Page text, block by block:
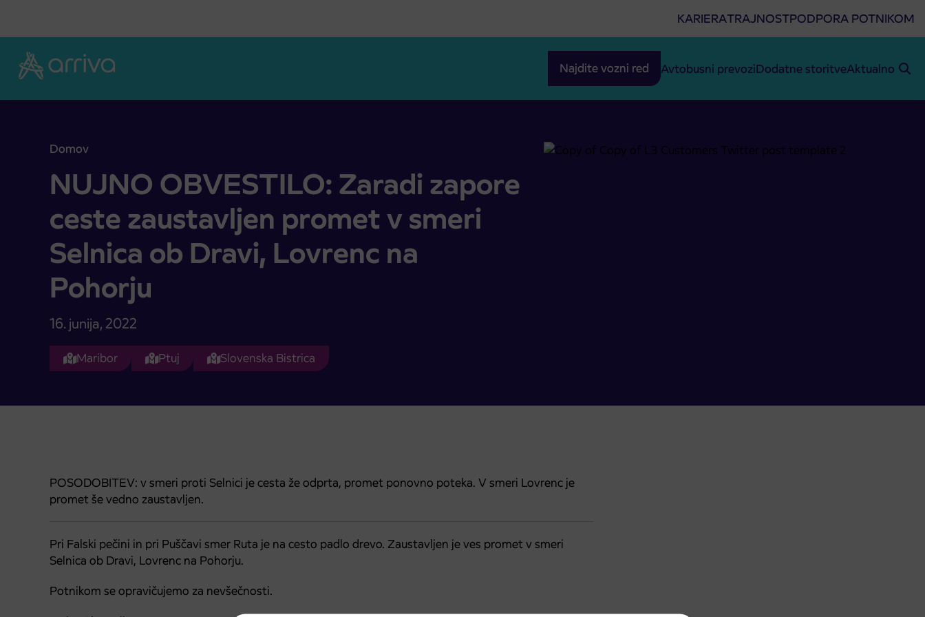
KARIERATRAJNOSTPODPORA POTNIKOM
Najdite vozni red Avtobusni prevoziDodatne storitveAktualno
Domov
NUJNO OBVESTILO: Zaradi zapore ceste zaustavljen promet v smeri Selnica ob Dravi, Lovrenc na Pohorju
NUJNO OBVESTILO: Zaradi zapore
ceste zaustavljen promet v smeri
Selnica ob Dravi, Lovrenc na
Pohorju
16. junija, 2022
Maribor Ptuj Slovenska Bistrica
POSODOBITEV: v smeri proti Selnici je cesta že odprta, promet ponovno poteka. V smeri Lovrenc je
promet še vedno zaustavljen.
Pri Falski pečini in pri Puščavi smer Ruta je na cesto padlo drevo. Zaustavljen je ves promet v smeri
Selnica ob Dravi, Lovrenc na Pohorju.
Potnikom se opravičujemo za nevšečnosti.